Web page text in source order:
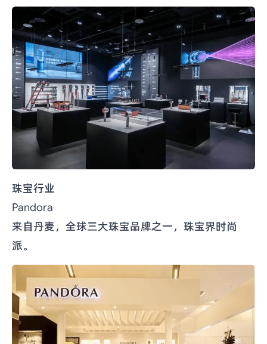
珠宝行业
Pandora
来自丹麦，全球三大珠宝品牌之一，珠宝界时尚
派。